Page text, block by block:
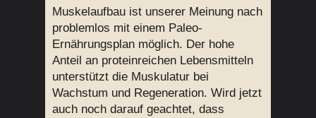
Muskelaufbau ist unserer Meinung nach
problemlos mit einem Paleo-
Ernährungsplan möglich. Der hohe
Anteil an proteinreichen Lebensmitteln
unterstützt die Muskulatur bei
Wachstum und Regeneration. Wird jetzt
auch noch darauf geachtet, dass